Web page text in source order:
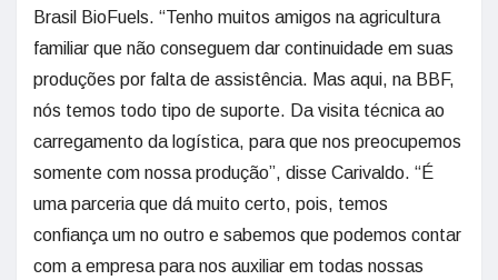
Brasil BioFuels. “Tenho muitos amigos na agricultura
familiar que não conseguem dar continuidade em suas
produções por falta de assistência. Mas aqui, na BBF,
nós temos todo tipo de suporte. Da visita técnica ao
carregamento da logística, para que nos preocupemos
somente com nossa produção”, disse Carivaldo. “É
uma parceria que dá muito certo, pois, temos
confiança um no outro e sabemos que podemos contar
com a empresa para nos auxiliar em todas nossas